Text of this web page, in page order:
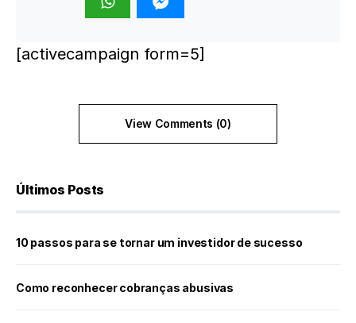
[activecampaign form=5]
View Comments (0)
Últimos Posts
10 passos para se tornar um investidor de sucesso
Como reconhecer cobranças abusivas